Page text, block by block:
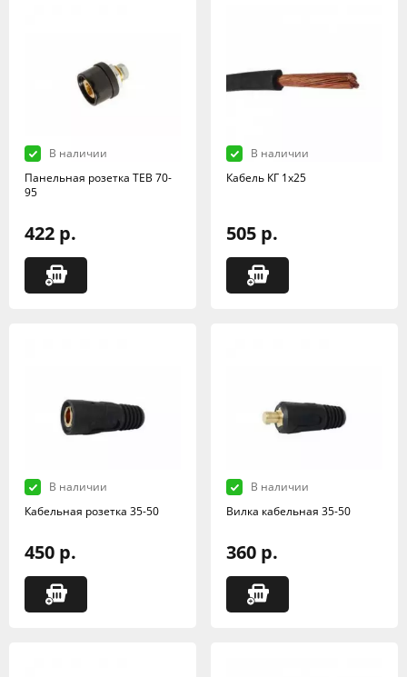
В наличии
Панельная розетка TEB 70-
95
422 р.
В наличии
Кабель КГ 1х25
505 р.
В наличии
Кабельная розетка 35-50
450 р.
В наличии
Вилка кабельная 35-50
360 р.